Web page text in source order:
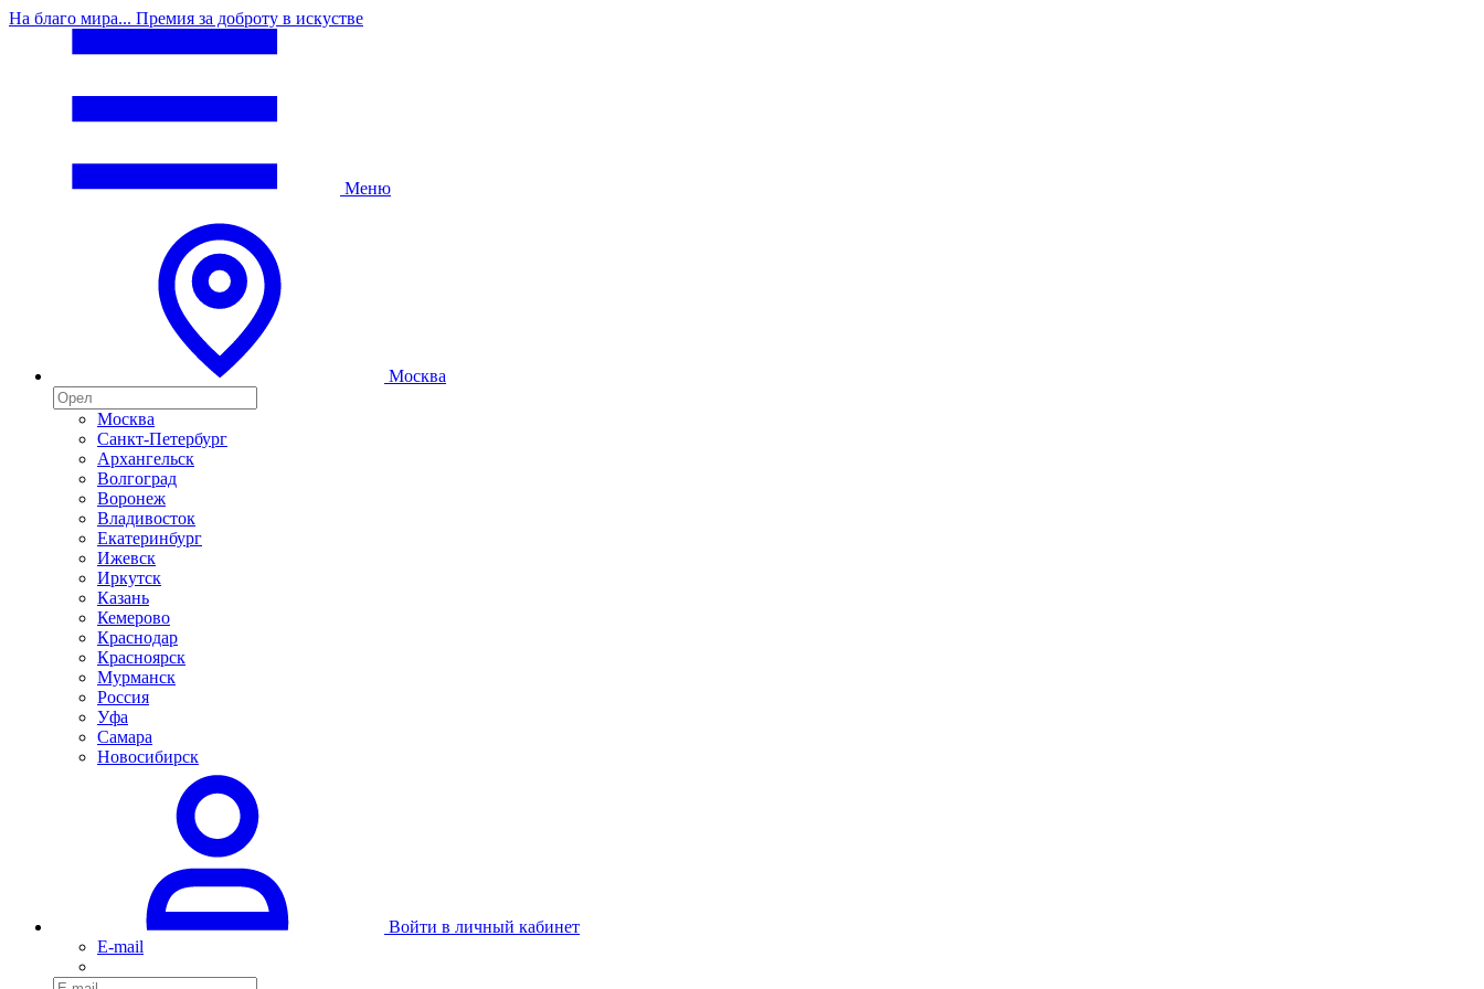
На благо мира... Премия за доброту в искустве
Меню
Москва
Москва
Санкт-Петербург
Архангельск
Волгоград
Воронеж
Владивосток
Екатеринбург
Ижевск
Иркутск
Казань
Кемерово
Краснодар
Красноярск
Мурманск
Россия
Уфа
Самара
Новосибирск
Войти в личный кабинет
E-mail